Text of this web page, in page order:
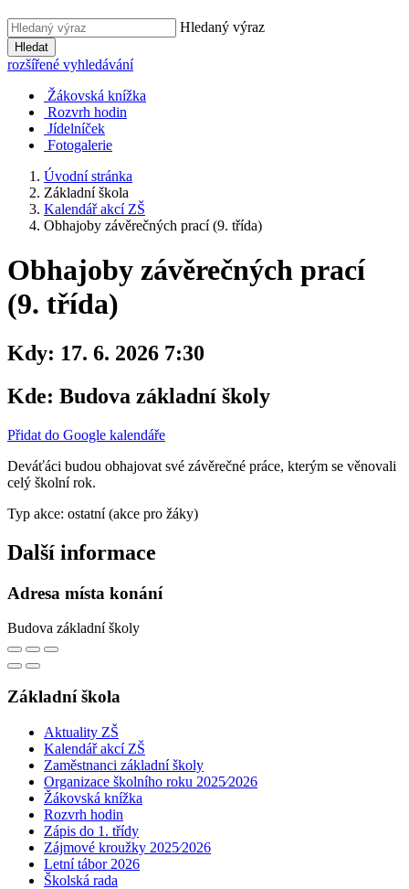
Hledaný výraz
Hledat
rozšířené vyhledávání
Žákovská knížka
Rozvrh hodin
Jídelníček
Fotogalerie
Úvodní stránka
Základní škola
Kalendář akcí ZŠ
Obhajoby závěrečných prací (9. třída)
Obhajoby závěrečných prací
(9. třída)
Kdy: 17. 6. 2026 7:30
Kde: Budova základní školy
Přidat do Google kalendáře
Deváťáci budou obhajovat své závěrečné práce, kterým se věnovali
celý školní rok.
Typ akce: ostatní (akce pro žáky)
Další informace
Adresa místa konání
Budova základní školy
Základní škola
Aktuality ZŠ
Kalendář akcí ZŠ
Zaměstnanci základní školy
Organizace školního roku 2025⁄2026
Žákovská knížka
Rozvrh hodin
Zápis do 1. třídy
Zájmové kroužky 2025⁄2026
Letní tábor 2026
Školská rada